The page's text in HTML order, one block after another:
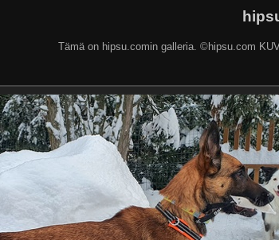
Tämä on hipsu.comin galleria. ©hipsu.com